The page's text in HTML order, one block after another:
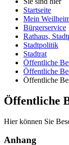
Startseite
Mein
Bürgerservice
Rathaus,
Stadtpolitik
Stadtrat
Öffentliche
Öffentliche
Öffentliche
Öffentliche
Hier können Sie
Anhang